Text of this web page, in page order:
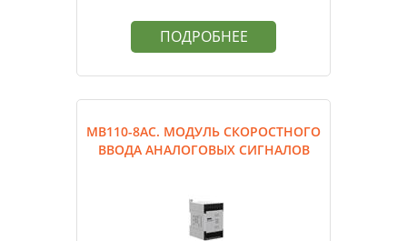
ПОДРОБНЕЕ
МВ110-8АС. МОДУЛЬ СКОРОСТНОГО
ВВОДА АНАЛОГОВЫХ СИГНАЛОВ